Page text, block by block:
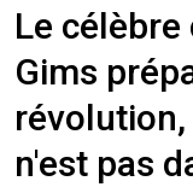
Le
Gims
n'est pas